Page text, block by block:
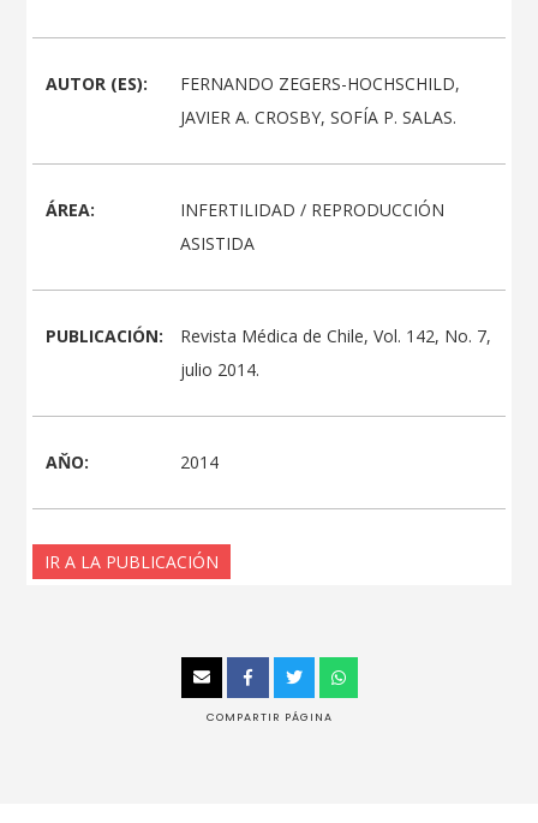
AUTOR (ES):
FERNANDO ZEGERS-HOCHSCHILD,
JAVIER A. CROSBY, SOFÍA P. SALAS.
ÁREA:
INFERTILIDAD / REPRODUCCIÓN
ASISTIDA
PUBLICACIÓN:
Revista Médica de Chile, Vol. 142, No. 7,
julio 2014.
AŇO: 2014
IR A LA PUBLICACIÓN
COMPARTIR PÁGINA